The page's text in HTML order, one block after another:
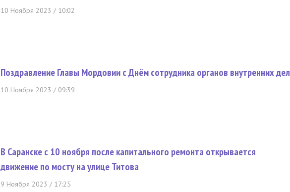
10 Ноября 2023 / 10:02
Поздравление Главы Мордовии с Днём сотрудника органов внутренних дел
10 Ноября 2023 / 09:39
В Саранске с 10 ноября после капитального ремонта открывается
движение по мосту на улице Титова
9 Ноября 2023 / 17:25